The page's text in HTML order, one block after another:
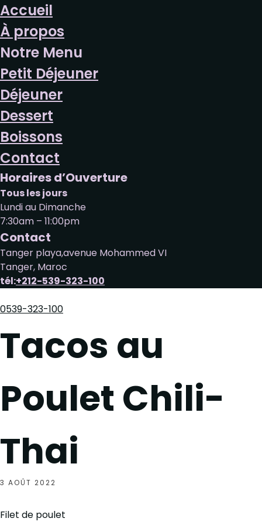
Accueil
À propos
Notre Menu
Petit Déjeuner
Déjeuner
Dessert
Boissons
Contact
Horaires d’Ouverture
Tous les jours
Lundi au Dimanche
7:30am – 11:00pm
Contact
Tanger playa,avenue Mohammed VI
Tanger, Maroc
tél:+212-539-323-100
0539-323-100
Tacos au
Poulet Chili-
Thai
3 AOÛT 2022
Filet de poulet